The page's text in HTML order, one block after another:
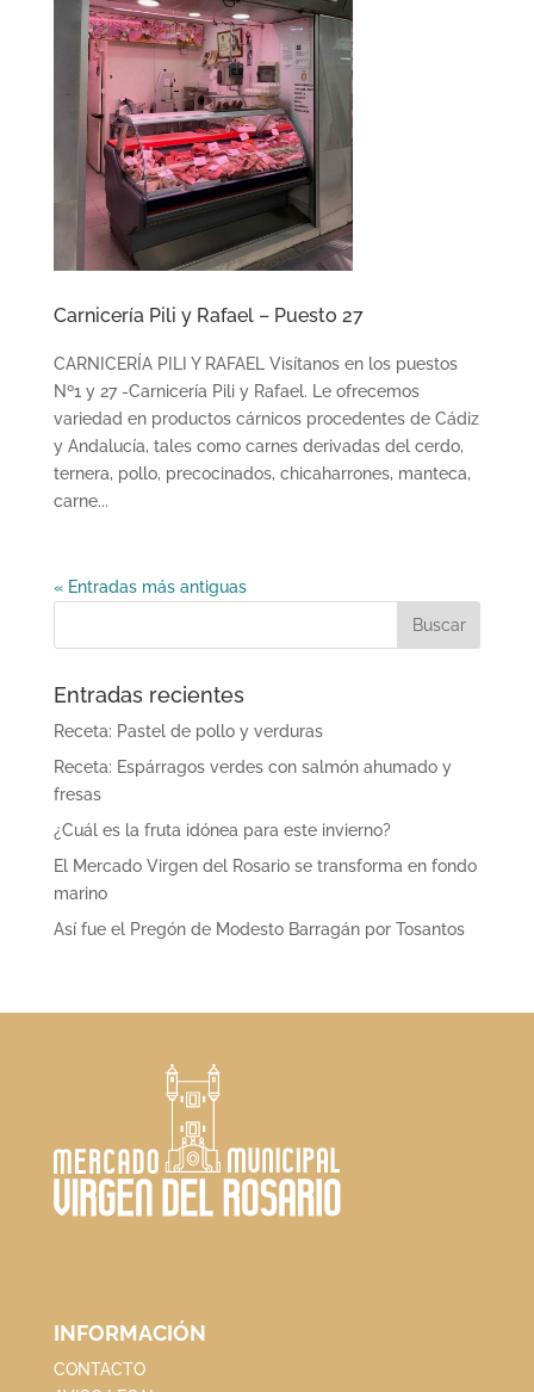
Carnicería Pili y Rafael – Puesto 27
CARNICERÍA PILI Y RAFAEL Visítanos en los puestos
Nº1 y 27 -Carnicería Pili y Rafael. Le ofrecemos
variedad en productos cárnicos procedentes de Cádiz
y Andalucía, tales como carnes derivadas del cerdo,
ternera, pollo, precocinados, chicaharrones, manteca,
carne...
« Entradas más antiguas
Entradas recientes
Receta: Pastel de pollo y verduras
Receta: Espárragos verdes con salmón ahumado y
fresas
¿Cuál es la fruta idónea para este invierno?
El Mercado Virgen del Rosario se transforma en fondo
marino
Así fue el Pregón de Modesto Barragán por Tosantos
INFORMACIÓN
CONTACTO